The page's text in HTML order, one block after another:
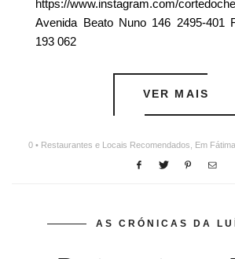
https://www.instagram.com/
Avenida Beato Nuno 146 2495-401
193 062
VER MAIS
0 • Restaurantes e Locais Recomendados Em
AS CRÓNICAS DA